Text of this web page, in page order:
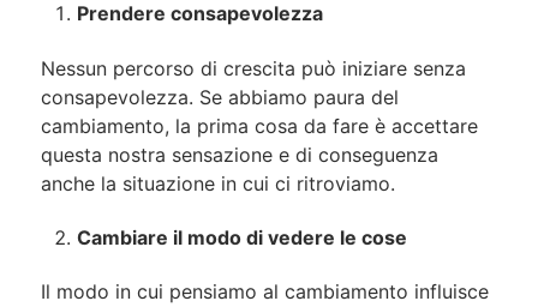
Prendere consapevolezza
Nessun percorso di crescita può iniziare senza
consapevolezza. Se abbiamo paura del
cambiamento, la prima cosa da fare è accettare
questa nostra sensazione e di conseguenza
anche la situazione in cui ci ritroviamo.
Cambiare il modo di vedere le cose
Il modo in cui pensiamo al cambiamento influisce